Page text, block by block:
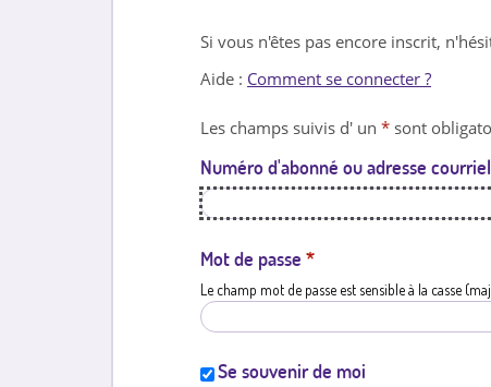
Si vous n'êtes pas encore inscrit,
Aide : Comment se connecter ?
Les champs suivis d' un * sont
Numéro d'abonné ou adresse courriel
Mot de passe *
Le champ mot de passe est sensible à la casse
Se souvenir de moi